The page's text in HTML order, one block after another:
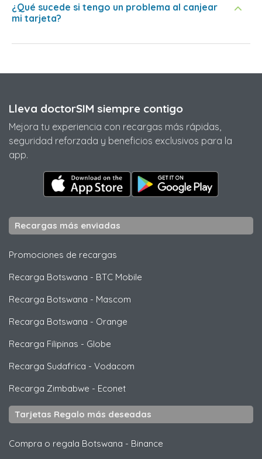
¿Qué sucede si tengo un problema al canjear
mi tarjeta?
Lleva doctorSIM siempre contigo
Mejora tu experiencia con recargas más rápidas,
seguridad reforzada y beneficios exclusivos para la
app.
Recargas más enviadas
Promociones de recargas
Recarga Botswana - BTC Mobile
Recarga Botswana - Mascom
Recarga Botswana - Orange
Recarga Filipinas - Globe
Recarga Sudafrica - Vodacom
Recarga Zimbabwe - Econet
Tarjetas Regalo más deseadas
Compra o regala Botswana - Binance